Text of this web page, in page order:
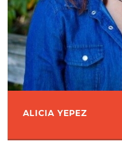
ALICIA YEPEZ